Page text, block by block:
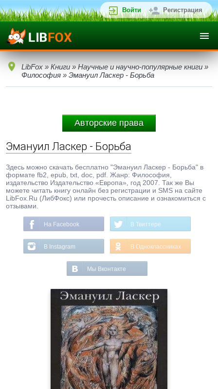
Войти Регистрация
LibFox » Книги » Научные и научно-популярные книги »
Философия » Эмануил Ласкер - Борьба
Авторские права
Эмануил Ласкер - Борьба
Здесь можно скачать бесплатно "Эмануил Ласкер - Борьба" в
формате fb2, epub, txt, doc, pdf. Жанр: Философия,
издательство Издательство «Европа», год 2007. Так же Вы
можете читать книгу онлайн без регистрации и SMS на сайте
LibFox.Ru (ЛибФокс) или прочесть описание и ознакомиться с
отзывами.
На Facebook В Твиттере
В Instagram В Одноклассниках
Мы Вконтакте